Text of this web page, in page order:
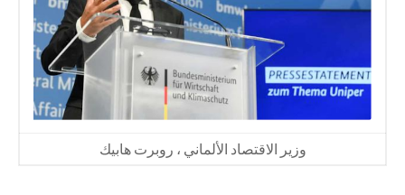
وزير الاقتصاد الألماني ، روبرت هابيك